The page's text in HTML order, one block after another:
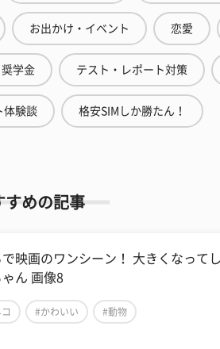
お出かけ・イベント 恋愛
奨学金 テスト・レポート対策
体験談 格安SIMしか勝たん！
すめの記事
で映画のワンシーン！ 大きくなって
ゃん 画像8
#かわいい #動物